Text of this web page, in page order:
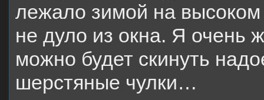
лежало зимой на
не дуло из окна. Я очень
можно будет скинуть
шерстяные чулки…